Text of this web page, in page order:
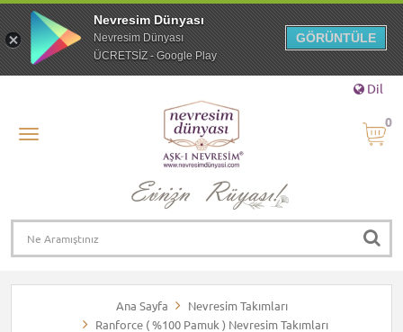
Dil
0
Ana Sayfa
Nevresim Takımları
Ranforce ( %100 Pamuk ) Nevresim Takımları
Nevresim Dünyası
Nevresim Dünyası
ÜCRETSİZ - Google Play
GÖRÜNTÜLE